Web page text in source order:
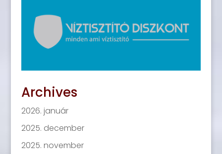
Archives
2026. január
2025. december
2025. november